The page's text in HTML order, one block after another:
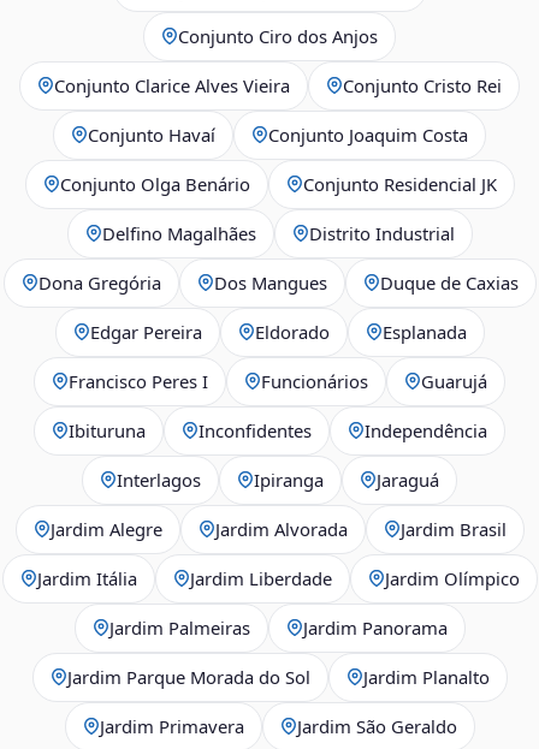
Conjunto Ciro dos Anjos
Conjunto Clarice Alves Vieira Conjunto Cristo Rei
Conjunto Havaí Conjunto Joaquim Costa
Conjunto Olga Benário Conjunto Residencial JK
Delfino Magalhães Distrito Industrial
Dona Gregória Dos Mangues Duque de Caxias
Edgar Pereira Eldorado Esplanada
Francisco Peres I Funcionários Guarujá
Ibituruna Inconfidentes Independência
Interlagos Ipiranga Jaraguá
Jardim Alegre Jardim Alvorada Jardim Brasil
Jardim Itália Jardim Liberdade Jardim Olímpico
Jardim Palmeiras Jardim Panorama
Jardim Parque Morada do Sol Jardim Planalto
Jardim Primavera Jardim São Geraldo